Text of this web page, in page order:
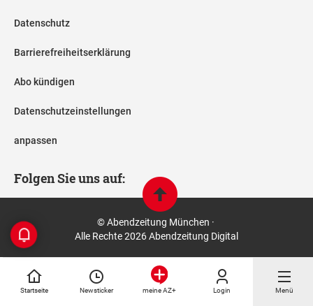
Startseite Newsticker meine AZ+ Login Menü
Datenschutz
Barrierefreiheitserklärung
Abo kündigen
Datenschutzeinstellungen
anpassen
Folgen Sie uns auf:
© Abendzeitung München ·
Alle Rechte 2026 Abendzeitung Digital